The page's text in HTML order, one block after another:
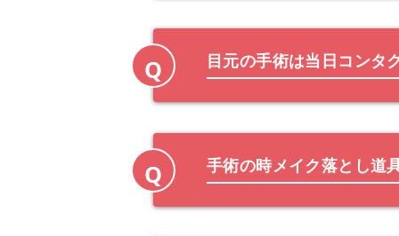
Q 目元の手術は当日コンタ
Q 手術の時メイク落とし道